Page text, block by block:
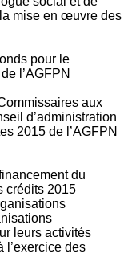
mise en œuvre des
pour le
l’AGFPN
aux
d’administration
2015 de l’AGFPN
du
crédits 2015
leurs activités
l’exercice des